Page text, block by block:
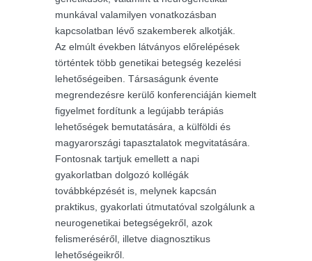
munkával valamilyen vonatkozásban
kapcsolatban lévő szakemberek alkotják.
Az elmúlt években látványos előrelépések
történtek több genetikai betegség kezelési
lehetőségeiben. Társaságunk évente
megrendezésre kerülő konferenciáján kiemelt
figyelmet fordítunk a legújabb terápiás
lehetőségek bemutatására, a külföldi és
magyarországi tapasztalatok megvitatására.
Fontosnak tartjuk emellett a napi
gyakorlatban dolgozó kollégák
továbbképzését is, melynek kapcsán
praktikus, gyakorlati útmutatóval szolgálunk a
neurogenetikai betegségekről, azok
felismeréséről, illetve diagnosztikus
lehetőségeikről.